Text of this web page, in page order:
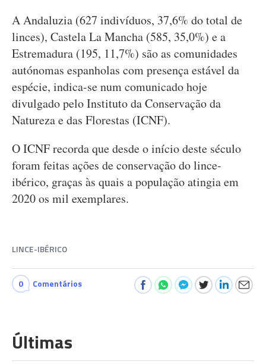
A Andaluzia (627 indivíduos, 37,6% do total de
linces), Castela La Mancha (585, 35,0%) e a
Estremadura (195, 11,7%) são as comunidades
autónomas espanholas com presença estável da
espécie, indica-se num comunicado hoje
divulgado pelo Instituto da Conservação da
Natureza e das Florestas (ICNF).
O ICNF recorda que desde o início deste século
foram feitas ações de conservação do lince-
ibérico, graças às quais a população atingia em
2020 os mil exemplares.
LINCE-IBÉRICO
0 Comentários
Últimas